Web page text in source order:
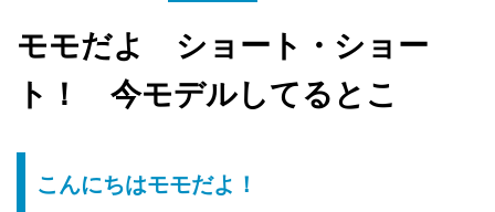
モモだよ ショート・ショー
ト！ 今モデルしてるとこ
こんにちはモモだよ！